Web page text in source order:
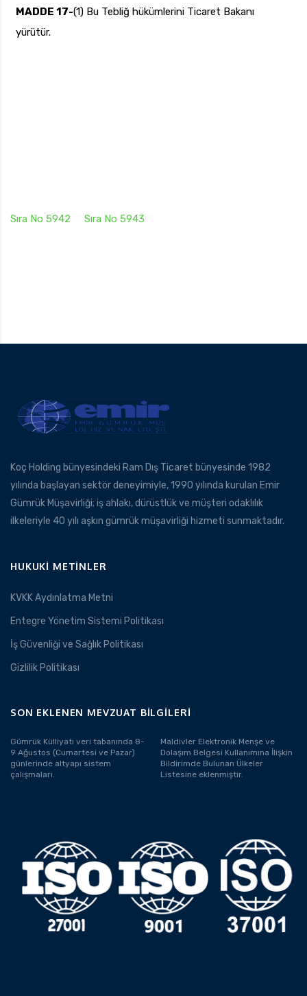
MADDE 17-(1) Bu Tebliğ hükümlerini Ticaret Bakanı
yürütür.
Sıra No 5942 Sıra No 5943
Koç Holding bünyesindeki Ram Dış Ticaret bünyesinde 1982
yılında başlayan sektör deneyimiyle, 1990 yılında kurulan Emir
Gümrük Müşavirliği; iş ahlakı, dürüstlük ve müşteri odaklılık
ilkeleriyle 40 yılı aşkın gümrük müşavirliği hizmeti sunmaktadır.
HUKUKI METINLER
KVKK Aydınlatma Metni
Entegre Yönetim Sistemi Politikası
İş Güvenliği ve Sağlık Politikası
Gizlilik Politikası
SON EKLENEN MEVZUAT BILGILERI
Gümrük Külliyatı veri tabanında 8-
9 Ağustos (Cumartesi ve Pazar)
günlerinde altyapı sistem
çalışmaları.
Maldivler Elektronik Menşe ve
Dolaşım Belgesi Kullanımına İlişkin
Bildirimde Bulunan Ülkeler
Listesine eklenmiştir.